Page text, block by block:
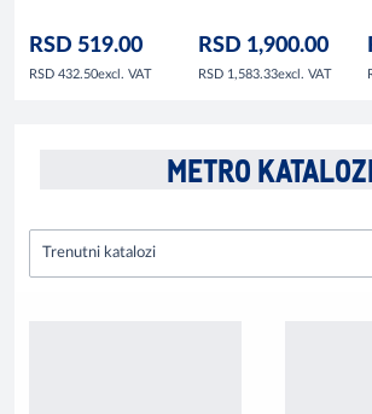
RSD 519.00
RSD 432.50excl. VAT
RSD 1,900.00
RSD 1,583.33excl. VAT
METRO KATALOZI